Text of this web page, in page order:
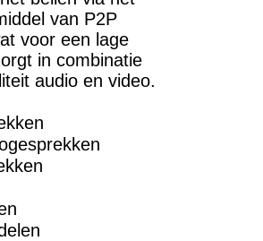
van P2P
voor een lage
in combinatie
audio en video.